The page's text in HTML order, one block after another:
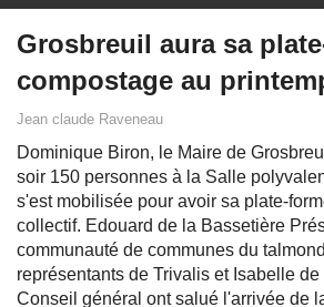
Grosbreuil aura sa
compostage au
Jean claude Raveneau
Dominique Biron, le Maire de
soir 150 personnes à la Salle
s'est mobilisée pour avoir sa plate-
collectif. Edouard de la Bassetière
communauté de communes du
représentants de Trivalis et Isabelle
Conseil général ont salué l'arrivée de